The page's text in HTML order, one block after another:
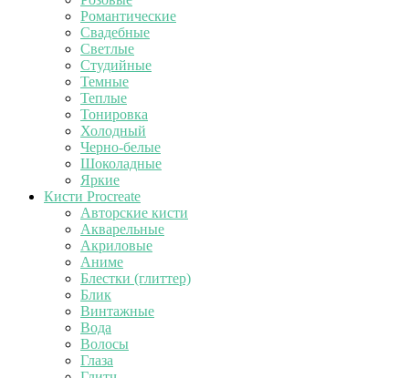
Романтические
Свадебные
Светлые
Студийные
Темные
Теплые
Тонировка
Холодный
Черно-белые
Шоколадные
Яркие
Кисти Procreate
Авторские кисти
Акварельные
Акриловые
Аниме
Блестки (глиттер)
Блик
Винтажные
Вода
Волосы
Глаза